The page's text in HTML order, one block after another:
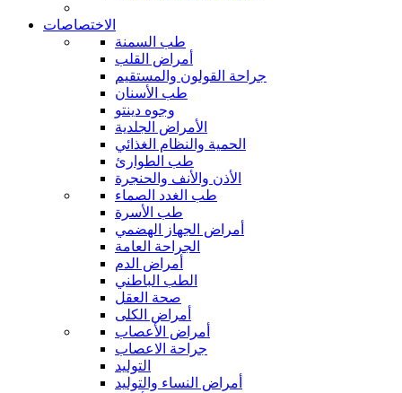
الاختصاصات
طب السمنة
أمراض القلب
جراحة القولون والمستقيم
طب الأسنان
وجوه دينتو
الأمراض الجلدية
الحمية والنظام الغذائي
طب الطوارئ
الأذن والأنف والحنجرة
طب الغدد الصماء
طب الأسرة
أمراض الجهاز الهضمي
الجراحة العامة
أمراض الدم
الطب الباطني
صحة العقل
أمراض الكلى
أمراض الأعصاب
جراحة الاعصاب
التوليد
أمراض النساء والتوليد